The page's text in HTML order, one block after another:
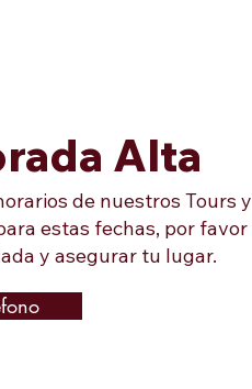
Alta
de nuestros Tours y
estas fechas, por favor
y asegurar tu lugar.